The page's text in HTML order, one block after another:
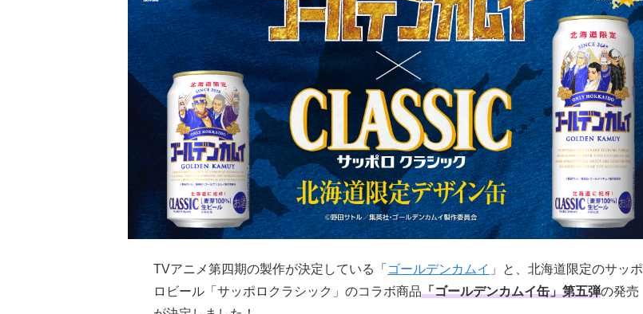
TVアニメ第四期の製作が決定している「 ゴールデンカムイ 」と、北海道限定のサッポ
ロビール「サッポロクラシック」のコラボ商品「ゴールデンカムイ缶」第五弾の発売